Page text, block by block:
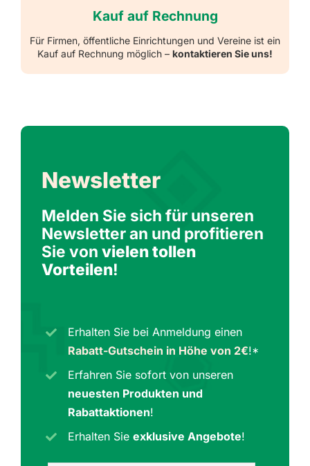
Kauf auf Rechnung
Für Firmen, öffentliche Einrichtungen und Vereine ist ein
Kauf auf Rechnung möglich – kontaktieren Sie uns!
Newsletter
Melden Sie sich für unseren
Newsletter an und profitieren
Sie von vielen tollen
Vorteilen!
Erhalten Sie bei Anmeldung einen
Rabatt-Gutschein in Höhe von 2€!*
Erfahren Sie sofort von unseren
neuesten Produkten und
Rabattaktionen!
Erhalten Sieexklusive Angebote!